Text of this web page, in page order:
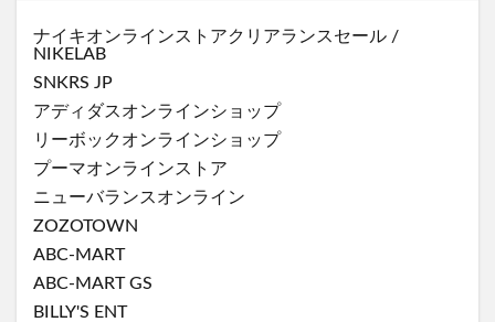
ナイキオンラインストアクリアランスセール /
NIKELAB
SNKRS JP
アディダスオンラインショップ
リーボックオンラインショップ
プーマオンラインストア
ニューバランスオンライン
ZOZOTOWN
ABC-MART
ABC-MART GS
BILLY'S ENT